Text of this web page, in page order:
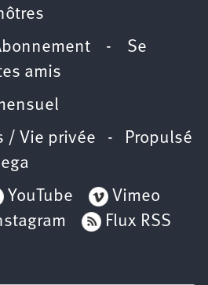
- Se
amis
/ Vie privée - Propulsé
YouTube
Vimeo
Flux RSS